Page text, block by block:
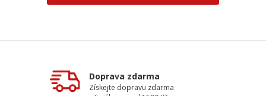
Doprava zdarma
Získejte dopravu zdarma